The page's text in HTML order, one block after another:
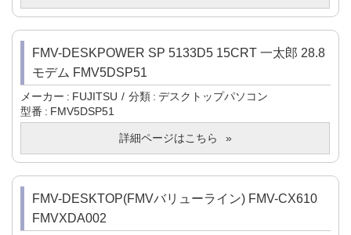
FMV-DESKPOWER SP 5133D5 15CRT 一太郎 28.8
モデム FMV5DSP51
メーカー FUJITSU 分類
デスクトップパソコン
型番
FMV5DSP51
詳細ページはこちら
FMV-DESKTOP(FMVバリューライン) FMV-CX610
FMVXDA002